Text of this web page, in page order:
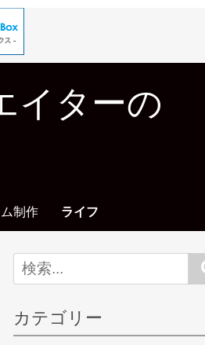
イターの
制作 ライフ
カテゴリー